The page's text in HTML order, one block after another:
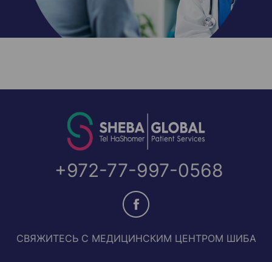
+972-77-997-0568
СВЯЖИТЕСЬ С МЕДИЦИНСКИМ ЦЕНТРОМ ШИБА